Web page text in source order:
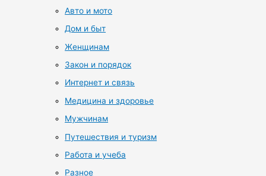
Авто и мото
Дом и быт
Женщинам
Закон и порядок
Интернет и связь
Медицина и здоровье
Мужчинам
Путешествия и туризм
Работа и учеба
Разное